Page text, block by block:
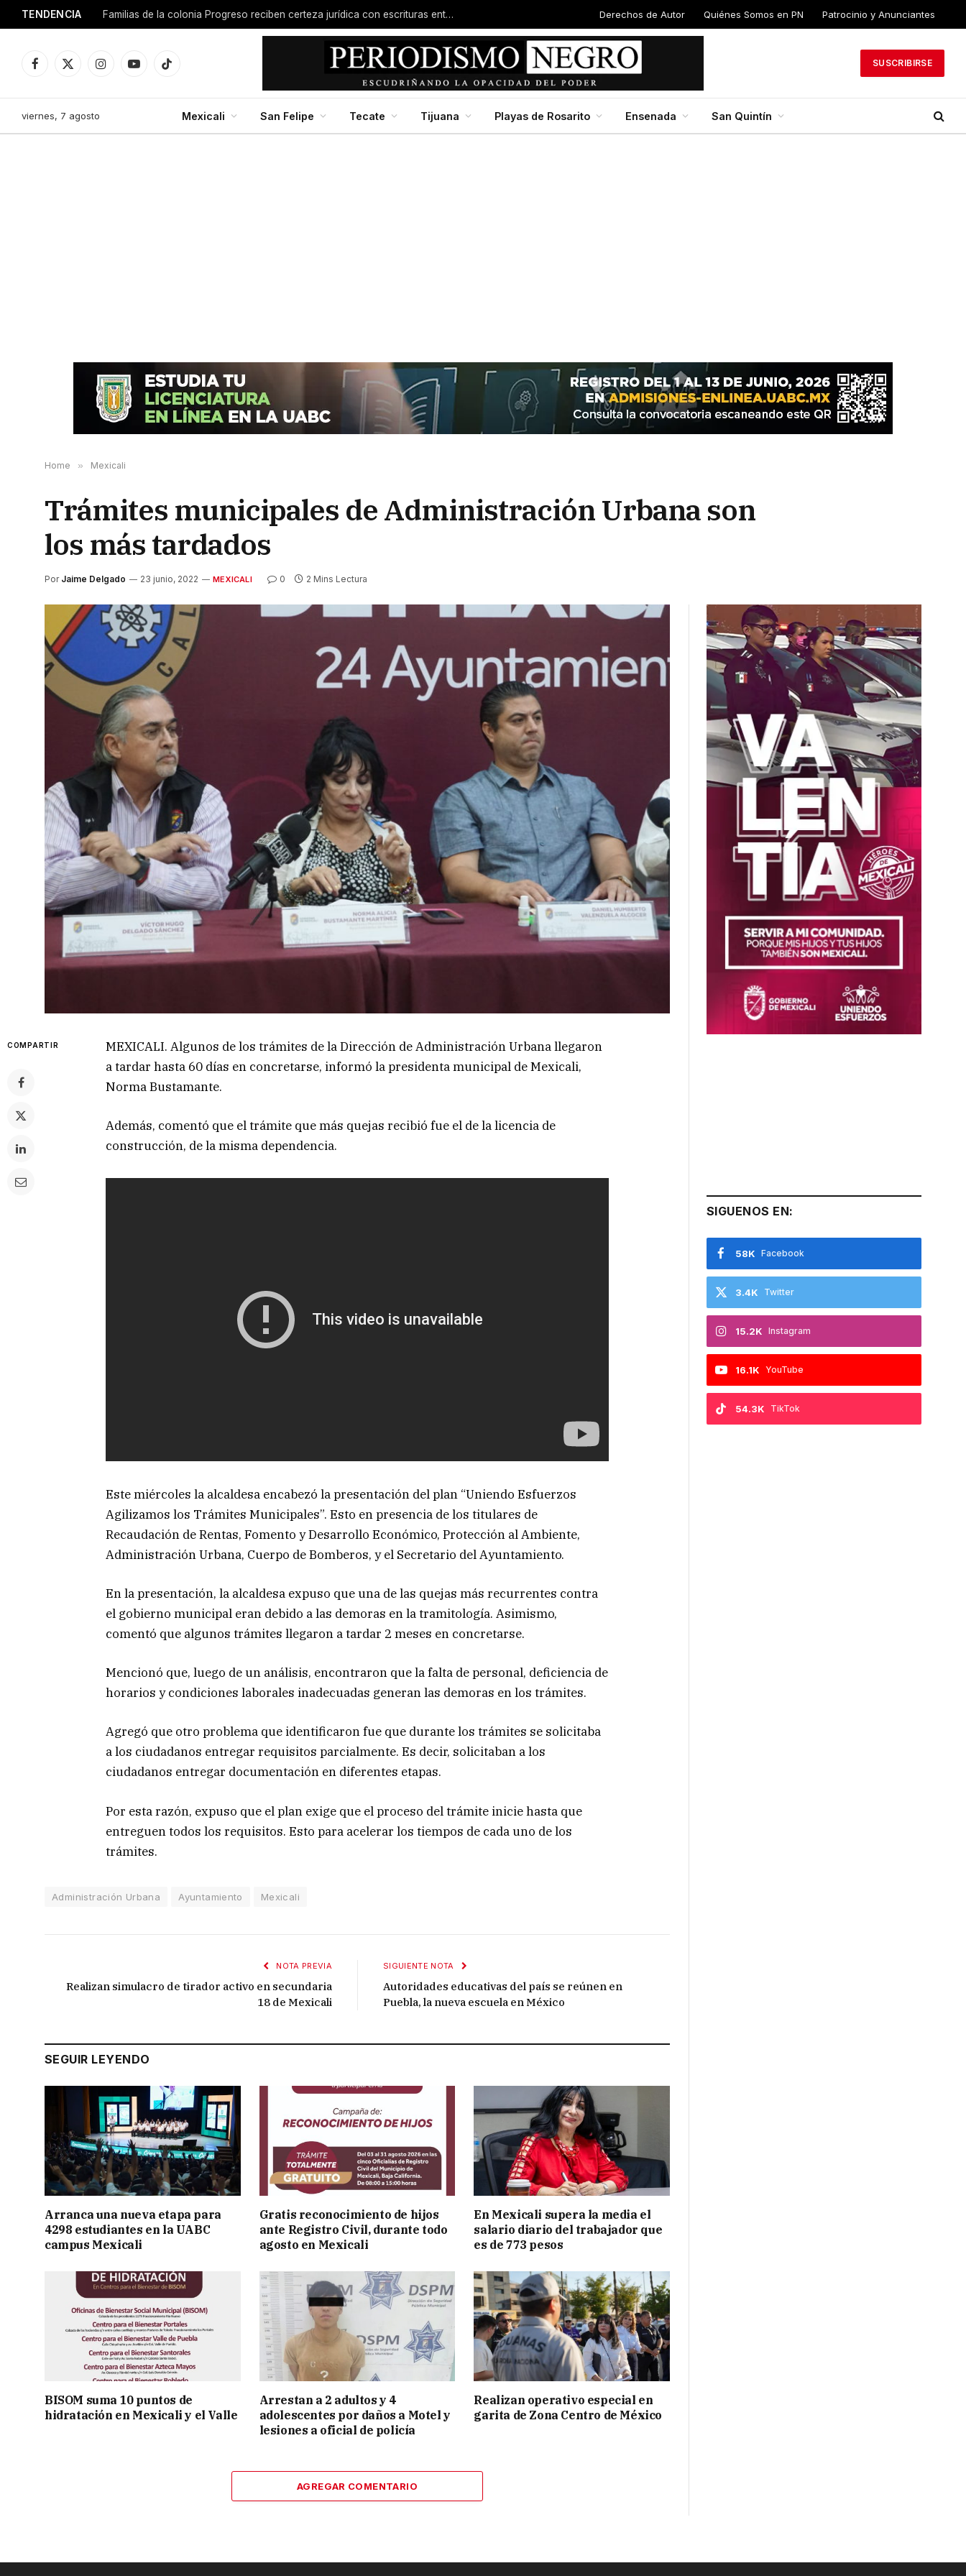
TENDENCIA Familias de la colonia Progreso reciben certeza jurídica con escrituras entregadas por Dip. Molina Derechos de Autor Quiénes Somos en PN Patrocinio y Anunciantes
Facebook
X
InstagramYouTubeTikTok
SUSCRIBIRSE
viernes, 7 agosto Mexicali San Felipe Tecate Tijuana Playas de Rosarito Ensenada San Quintín
Home » Mexicali
Trámites municipales de Administración Urbana son
los más tardados
Por Jaime Delgado 23 junio, 2022 MEXICALI 0 2 Mins Lectura
COMPARTIR
MEXICALI. Algunos de los trámites de la Dirección de Administración Urbana llegaron
a tardar hasta 60 días en concretarse, informó la presidenta municipal de Mexicali,
Norma Bustamante.
Además, comentó que el trámite que más quejas recibió fue el de la licencia de
construcción, de la misma dependencia.
Este miércoles la alcaldesa encabezó la presentación del plan “Uniendo Esfuerzos
Agilizamos los Trámites Municipales”. Esto en presencia de los titulares de
Recaudación de Rentas, Fomento y Desarrollo Económico, Protección al Ambiente,
Administración Urbana, Cuerpo de Bomberos, y el Secretario del Ayuntamiento.
En la presentación, la alcaldesa expuso que una de las quejas más recurrentes contra
el gobierno municipal eran debido a las demoras en la tramitología. Asimismo,
comentó que algunos trámites llegaron a tardar 2 meses en concretarse.
Mencionó que, luego de un análisis, encontraron que la falta de personal, deficiencia de
horarios y condiciones laborales inadecuadas generan las demoras en los trámites.
Agregó que otro problema que identificaron fue que durante los trámites se solicitaba
a los ciudadanos entregar requisitos parcialmente. Es decir, solicitaban a los
ciudadanos entregar documentación en diferentes etapas.
Por esta razón, expuso que el plan exige que el proceso del trámite inicie hasta que
entreguen todos los requisitos. Esto para acelerar los tiempos de cada uno de los
trámites.
Administración Urbana Ayuntamiento Mexicali
NOTA PREVIA
Realizan simulacro de tirador activo en secundaria
18 de Mexicali
SIGUIENTE NOTA
Autoridades educativas del país se reúnen en
Puebla, la nueva escuela en México
SEGUIR LEYENDO
Arranca una nueva etapa para
4298 estudiantes en la UABC
campus Mexicali
Gratis reconocimiento de hijos
ante Registro Civil, durante todo
agosto en Mexicali
En Mexicali supera la media el
salario diario del trabajador que
es de 773 pesos
BISOM suma 10 puntos de
hidratación en Mexicali y el Valle
Arrestan a 2 adultos y 4
adolescentes por daños a Motel y
lesiones a oficial de policía
Realizan operativo especial en
garita de Zona Centro de México
AGREGAR COMENTARIO
SIGUENOS EN:
Facebook
58K
Twitter
3.4K
Instagram
15.2K
YouTube
16.1K
TikTok
54.3K